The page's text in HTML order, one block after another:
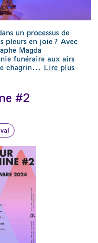
un processus de
pleurs en joie ? Avec
Magda
funéraire aux airs
chagrin… Lire plus
#2